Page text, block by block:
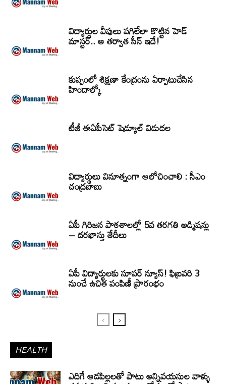
విద్యార్ధుల వీపులు పగిలేలా కొట్టిన హెడ్
మాస్టర్.. ఆ తర్వాత సీన్‌ ఇదే!
కుప్పంలో శిక్షణా కేంద్రంను ఏర్పాటుచేసిన
హిందాల్కో
టీజీ ఈఏపీసెట్‌ షెడ్యూల్‌ విడుదల
విద్యార్థులు వినూత్నంగా ఆలోచించాలి : సీఎం
చంద్రబాబు
ఏపీ గిరిజన పాఠశాలల్లో 5వ తరగతి అడ్మిషన్లు
– దరఖాస్తు తేదీలు
ఏపీ విద్యార్థులకు సూపర్ న్యూస్! ఫిబ్రవరి 3
నుంచే ఉచిత పంపిణీ ప్రారంభం
HEALTH
ఎదిగే ఆడపిల్లలతో పాటు అన్నివయసుల వాళ్ళు